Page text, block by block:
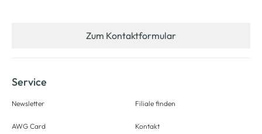
Zum Kontaktformular
Service
Newsletter
AWG Card
Filiale finden
Kontakt